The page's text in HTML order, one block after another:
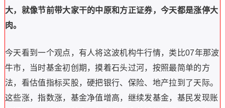
大，就像节前带大家干的中原和方正证券，今天都是涨停大
肉。
今天看到一个观点，有人将这波机构牛行情，类比07年那波
牛市，当时基金初创期，摸着石头过河，按照最简单的方
法，看估值指标买股，硬把银行、保险、地产拉到了天际。
这些涨，指数涨，基金净值增高，继续发基金，基民发现账